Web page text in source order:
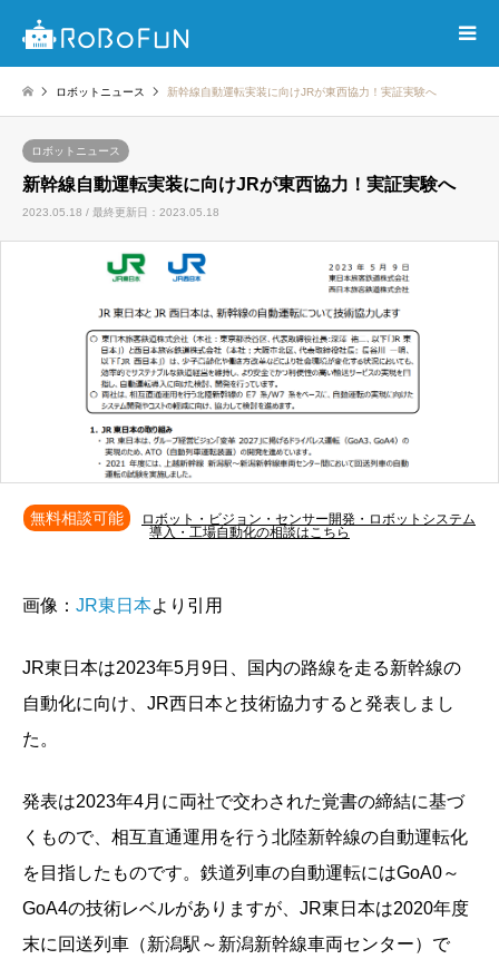
ロボットニュース 新幹線自動運転実装に向けJRが東西協力！実証実験へ
ロボットニュース
新幹線自動運転実装に向けJRが東西協力！実証実験へ
2023.05.18 / 最終更新日：2023.05.18
無料相談可能
ロボット・ビジョン・センサー開発・ロボットシステム
導入・工場自動化の相談はこちら
画像： JR東日本より引用
JR東日本は2023年5月9日、国内の路線を走る新幹線の
自動化に向け、JR西日本と技術協力すると発表しまし
た。
発表は2023年4月に両社で交わされた覚書の締結に基づ
くもので、相互直通運用を行う北陸新幹線の自動運転化
を目指したものです。鉄道列車の自動運転にはGoA0～
GoA4の技術レベルがありますが、JR東日本は2020年度
末に回送列車（新潟駅～新潟新幹線車両センター）で